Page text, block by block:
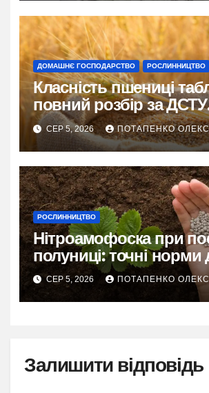
ДОМАШНЄ ГОСПОДАРСТВО РОСЛИННИЦТВО
Класність пшениці
повний розбір за ДСТУ
3768:2019
СЕР 5, 2026 ПОТАПЕНКО
РОСЛИННИЦТВО
Нітроамофоска при
полуниці: точні норми
рясного врожаю
СЕР 5, 2026 ПОТАПЕНКО
Залишити відповідь